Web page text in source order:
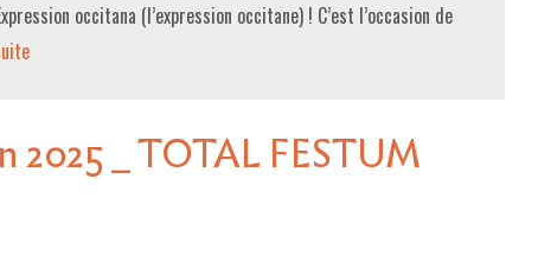
occitana (l’expression occitane) ! C’est l’occasion de
2025 _ TOTAL FESTUM